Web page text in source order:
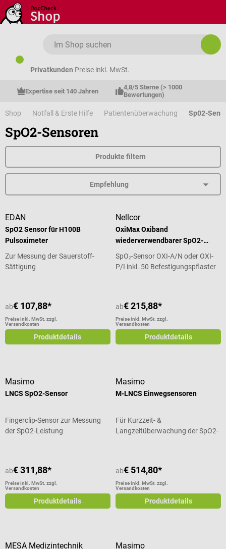
Zum Hauptinhalt springen
Privatkunden Preise inkl. MwSt.
Expertise seit 140 Jahren
4,8/5 Sterne (> 1000
Bewertungen)
Shop Notfall & Erste Hilfe Patientenüberwachung Sp02-
SpO2-Sensoren
Produkte filtern
EDAN
SpO2 Sensor für H100B
Pulsoximeter
Zur Messung der Sauerstoff-
Sättigung
ab€ 107,88*
Preise inkl. MwSt. zzgl.
Versandkosten
Produktdetails
Nellcor
OxiMax Oxiband
wiederverwendbarer SpO2-
SpO₂-Sensor OXI-A/N oder OXI-
P/I inkl. 50 Befestigungspflaster
ab€ 215,88*
Preise inkl. MwSt. zzgl.
Versandkosten
Produktdetails
Masimo
LNCS SpO2-Sensor
Fingerclip-Sensor zur Messung
der SpO2-Leistung
ab€ 311,88*
Preise inkl. MwSt. zzgl.
Versandkosten
Produktdetails
Masimo
M-LNCS Einwegsensoren
Für Kurzzeit- &
Langzeitüberwachung der SpO2-
ab€ 514,80*
Preise inkl. MwSt. zzgl.
Versandkosten
Produktdetails
MESA Medizintechnik Masimo